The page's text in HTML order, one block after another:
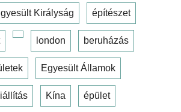
Királyság építészet
london beruházás
Egyesült Államok
Kína épület